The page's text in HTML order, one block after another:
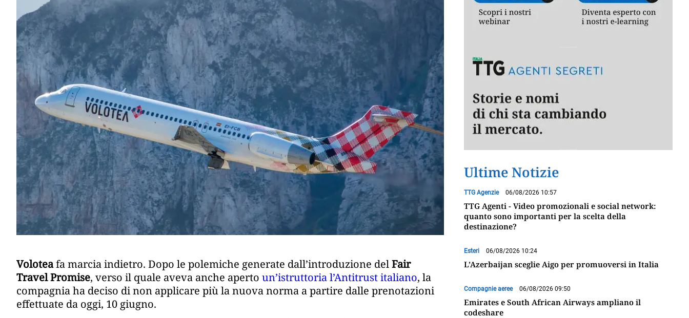
Voloteafa marcia indietro. Dopo le polemiche generate dall’introduzione delFair
Travel Promise, verso il quale aveva anche aperto un’istruttoria l’Antitrust italiano, la
compagnia ha deciso di non applicare più la nuova norma a partire dalle prenotazioni
effettuate da oggi, 10 giugno.
Ultime Notizie
TTG Agenzie 06/08/2026 10:57
TTG Agenti - Video promozionali e social network:
quanto sono importanti per la scelta della
destinazione?
Esteri 06/08/2026 10:24
L’Azerbaijan sceglie Aigo per promuoversi in Italia
Compagnie aeree 06/08/2026 09:50
Emirates e South African Airways ampliano il
codeshare